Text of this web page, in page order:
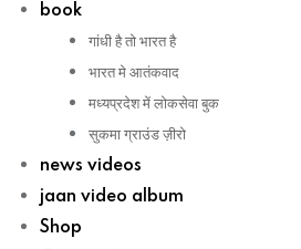
book
गांधी है तो भारत है
भारत मे आतंकवाद
मध्यप्रदेश में लोकसेवा बुक
सुकमा ग्राउंड ज़ीरो
news videos
jaan video album
Shop